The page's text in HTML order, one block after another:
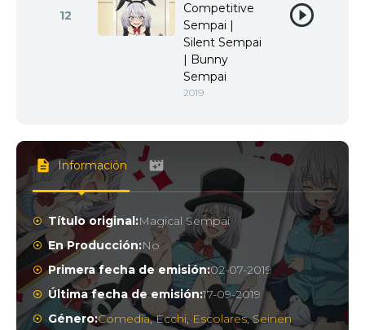
12
Competitive
Sempai |
Silent Sempai
| Bunny
Sempai
2019
Información
Título original:Magical Sempai
En Producción:No
Primera fecha de emisión:02-07-2019
Última fecha de emisión:17-09-2019
Género:Comedia,Ecchi, Escolares,Seinen